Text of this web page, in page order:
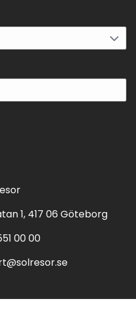
1, 417 06 Göteborg
00 00